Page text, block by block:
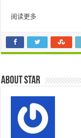
阅读更多
About star